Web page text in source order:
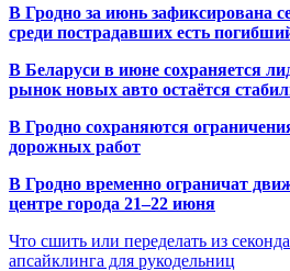
В Гродно за июнь зафиксирована
среди пострадавших есть
В Беларуси в июне сохраняется
рынок новых авто остаётся
В Гродно сохраняются
дорожных работ
В Гродно временно ограничат
центре города 21–22 июня
Что сшить или переделать из
апсайклинга для рукодельниц